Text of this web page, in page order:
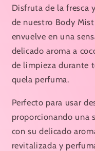
Pure
White
250
ml
-
Tulipán
Negro
Pure
250
ml
-
Disfruta de la fresca
de nuestro Body
envuelve en una
delicado aroma a
de limpieza durante
quela perfuma.
Perfecto para usar
proporcionando una
con su delicado
revitalizada y